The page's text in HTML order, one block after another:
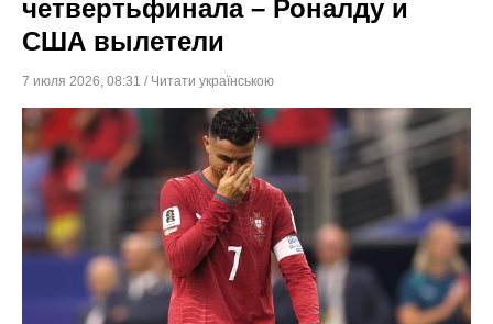
четвертьфинала – Роналду и
США вылетели
7 июля 2026, 08:31 / Читати українською